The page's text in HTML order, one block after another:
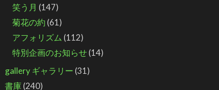
笑う月 (147)
菊花の約 (61)
アフォリズム (112)
特別企画のお知らせ(14)
gallery ギャラリー (31)
書庫(240)